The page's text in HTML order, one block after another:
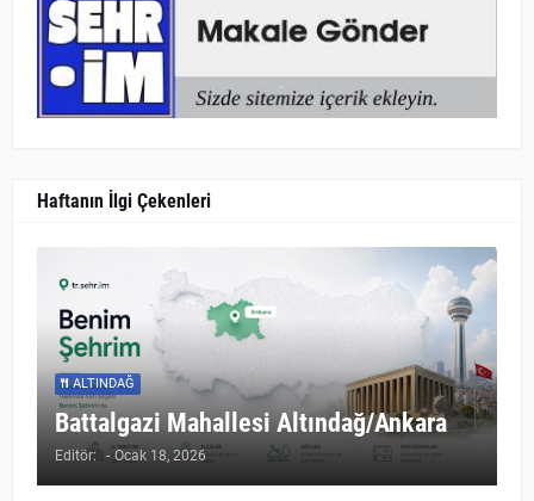
Haftanın İlgi Çekenleri
ALTINDAĞ
Battalgazi Mahallesi Altındağ/Ankara
Editör: - Ocak 18, 2026